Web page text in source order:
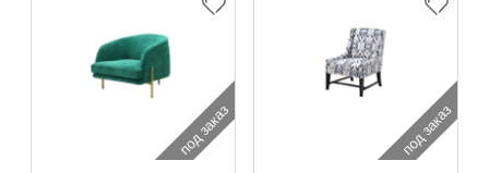
под заказ под заказ